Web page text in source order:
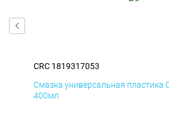
CRC 1819317053
Смазка универсальная пластика
400мл